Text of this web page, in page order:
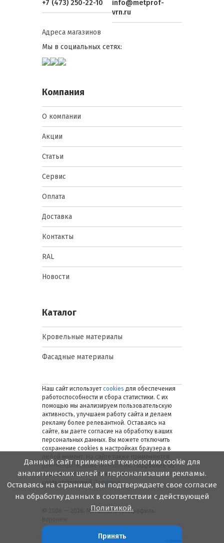
+7 (473) 250-22-10
info@metprof-
vrn.ru
Адреса магазинов
Мы в социальных сетях:
Компания
О компании
Акции
Статьи
Сервис
Оплата
Доставка
Контакты
RAL
Новости
Каталог
Кровельные материалы
Фасадные материалы
Наш сайт использует cookies для обеспечения
работоспособности и сбора статистики. С их
помощью мы анализируем пользовательскую
активность, улучшаем работу сайта и делаем
рекламу более релевантной. Оставаясь на
сайте, вы даете согласие на обработку ваших
персональных данных. Вы можете отключить
сохранение cookies в настройках браузера в
рекомендательные технологии. Подробнее об
обработке персональных данных — в
соответствующей
Политике.
© 2006 — 2026. Металлинвест Профиль.
Данный сайт применяет технологию cookie для
аналитических целей и персонализации рекламы.
Оставаясь на странице, вы подтверждаете свое согласие
на обработку данных в соответствии с действующей
Политикой.
Принять